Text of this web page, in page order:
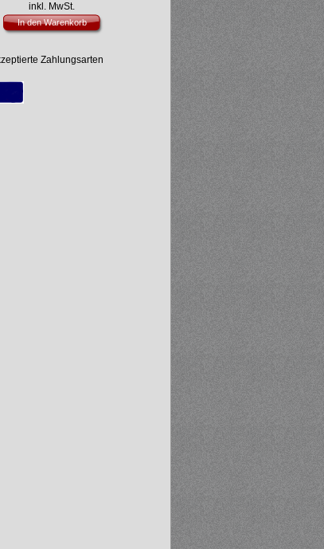
inkl. MwSt.
In den Warenkorb
Zahlungsarten